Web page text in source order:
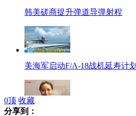
韩美磋商提升弹道导弹射程
美海军启动F/A-18战机延寿计划
0顶 收藏
分享到：